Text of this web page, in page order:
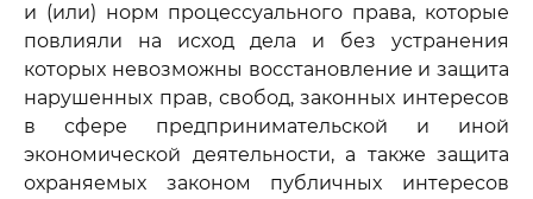
и (или) норм процессуального права, которые
повлияли на исход дела и без устранения
которых невозможны восстановление и защита
нарушенных прав, свобод, законных интересов
в сфере предпринимательской и иной
экономической деятельности, а также защита
охраняемых законом публичных интересов